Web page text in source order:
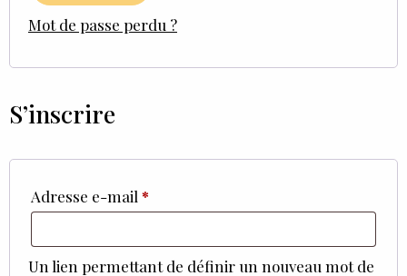
Mot de passe perdu ?
S’inscrire
Adresse e-mail *
Un lien permettant de définir un nouveau mot de